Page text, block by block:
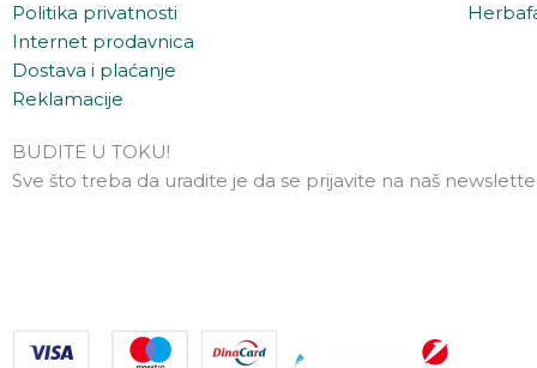
Politika privatnosti
Internet prodavnica
Dostava i plaćanje
Reklamacije
BUDITE U TOKU!
Sve što treba da uradite je da se prijavite na naš